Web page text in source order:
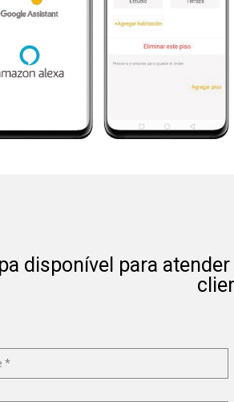
disponível para